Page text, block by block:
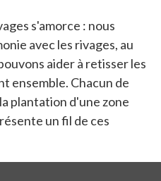
s'amorce : nous
avec les rivages, au
aider à retisser les
ensemble. Chacun de
plantation d'une zone
un fil de ces